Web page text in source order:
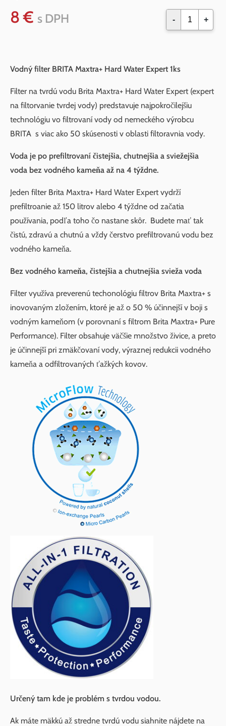
8 € s DPH - +
Vodný filter BRITA Maxtra+ Hard Water Expert 1ks
Filter na tvrdú vodu Brita Maxtra+ Hard Water Expert (expert
na filtorvanie tvrdej vody) predstavuje najpokročilejšiu
technológiu vo filtrovaní vody od nemeckého výrobcu
BRITA s viac ako 50 skúsenosti v oblasti filtoravnia vody.
Voda je po prefiltrovaní čistejšia, chutnejšia a sviežejšia
voda bez vodného kameňa až na 4 týždne.
Jeden filter Brita Maxtra+ Hard Water Expert vydrží
prefiltroanie až 150 litrov alebo 4 týždne od začatia
používania, podľa toho čo nastane skôr. Budete mať tak
čistú, zdravú a chutnú a vždy čerstvo prefiltrovanú vodu bez
vodného kameňa.
Bez vodného kameňa, čistejšia a chutnejšia svieža voda
Filter využíva preverenú techonológiu filtrov Brita Maxtra+ s
inovovaným zložením, ktoré je až o 50 % účinnejší v boji s
vodným kameňom (v porovnaní s filtrom Brita Maxtra+ Pure
Performance). Filter obsahuje väčšie množstvo živice, a preto
je účinnejší pri zmäkčovaní vody, výraznej redukcii vodného
kameňa a odfiltrovaných ťažkých kovov.
Určený tam kde je problém s tvrdou vodou.
Ak máte mäkkú až stredne tvrdú vodu siahnite nájdete na